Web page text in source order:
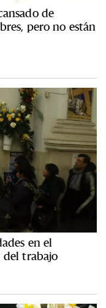
de
pero no están
en el
trabajo